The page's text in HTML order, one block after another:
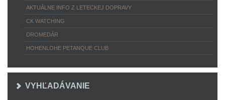
AKTUÁLNE INFO Z LETECKEJ DOPRAVY
CK WATCHING
DROMEDÁR
HOHENLOHE PETANQUE CLUB
VYHĽADÁVANIE